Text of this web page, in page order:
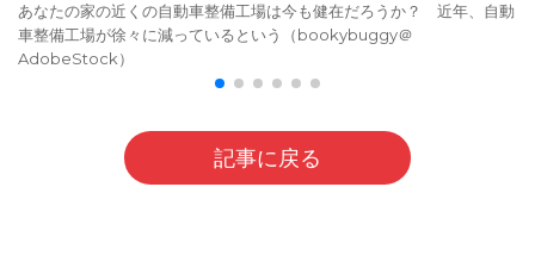
あなたの家の近くの自動車整備工場は今も健在だろうか？ 近年、自動
車整備工場が徐々に減っているという（bookybuggy＠
AdobeStock）
記事に戻る